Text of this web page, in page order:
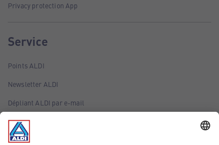
Privacy protection App
Service
Points ALDI
Newsletter ALDI
Dépliant ALDI par e-mail
Offres
Infos essentielles